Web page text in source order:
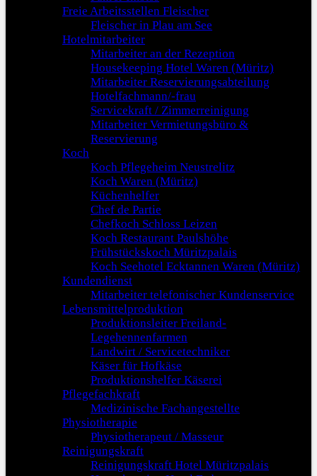
Freie Arbeitsstellen Fleischer
Fleischer in Plau am See
Hotelmitarbeiter
Mitarbeiter an der Rezeption
Housekeeping Hotel Waren (Müritz)
Mitarbeiter Reservierungsabteilung
Hotelfachmann/-frau
Servicekraft / Zimmerreinigung
Mitarbeiter Vermietungsbüro &
Reservierung
Koch
Koch Pflegeheim Neustrelitz
Koch Waren (Müritz)
Küchenhelfer
Chef de Partie
Chefkoch Schloss Leizen
Koch Restaurant Paulshöhe
Frühstückskoch Müritzpalais
Koch Seehotel Ecktannen Waren (Müritz)
Kundendienst
Mitarbeiter telefonischer Kundenservice
Lebensmittelproduktion
Produktionsleiter Freiland-
Legehennenfarmen
Landwirt / Servicetechniker
Käser für Hofkäse
Produktionshelfer Käserei
Pflegefachkraft
Medizinische Fachangestellte
Physiotherapie
Physiotherapeut / Masseur
Reinigungskraft
Reinigungskraft Hotel Müritzpalais